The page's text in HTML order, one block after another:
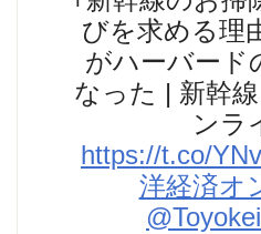
びを求める理
がハーバード
なった | 新幹
ンラ
https://t.co/
洋経済オ